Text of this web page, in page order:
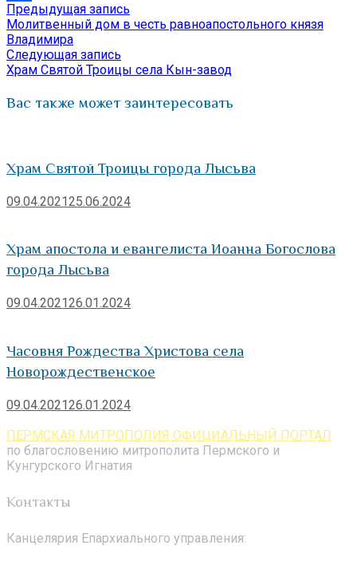
Отправить
Навигация
по
записям
Предыдущая запись
запись:
Молитвенный дом в честь равноапостольного князя
Владимира
Следующая запись
запись:
Храм Святой Троицы села Кын-завод
Вас также может заинтересовать
Храм Святой Троицы города Лысьва
09.04.202125.06.2024
Храм апостола и евангелиста Иоанна Богослова
города Лысьва
09.04.202126.01.2024
Часовня Рождества Христова села
Новорождественское
09.04.202126.01.2024
ПЕРМСКАЯ МИТРОПОЛИЯ ОФИЦИАЛЬНЫЙ ПОРТАЛ
по благословению митрополита Пермского и
Кунгурского Игнатия
Контакты
Канцелярия Епархиального управления: